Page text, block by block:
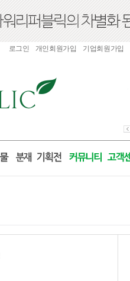
로그인 개인회원가입 기업회원가입